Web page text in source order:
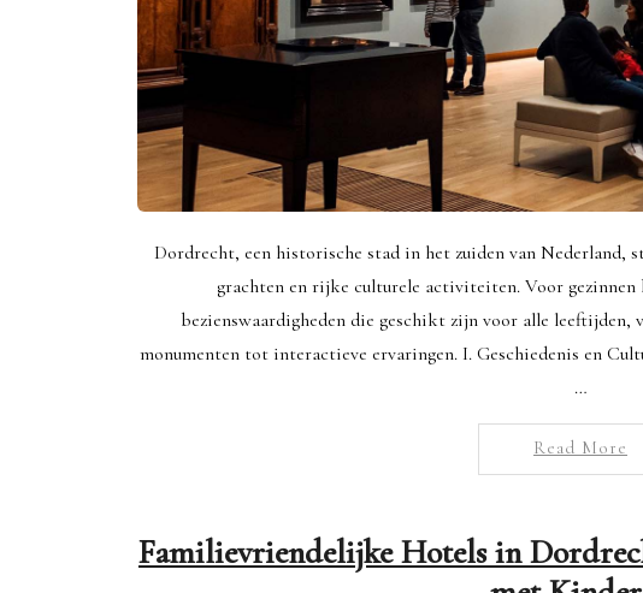
Dordrecht, een historische stad in het zuiden van Nederland,
grachten en rijke culturele activiteiten. Voor
bezienswaardigheden die geschikt zijn voor alle leeftijden,
monumenten tot interactieve ervaringen. I. Geschiedenis en
…
Read More
Familievriendelijke Hotels in